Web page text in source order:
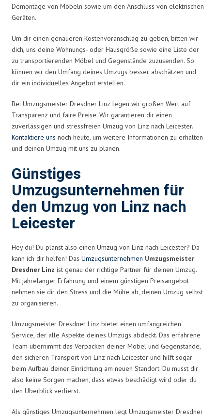
Demontage von Möbeln sowie um den Anschluss von elektrischen
Geräten.
Um dir einen genaueren Kostenvoranschlag zu geben, bitten wir
dich, uns deine Wohnungs- oder Hausgröße sowie eine Liste der
zu transportierenden Möbel und Gegenstände zuzusenden. So
können wir den Umfang deines Umzugs besser abschätzen und
dir ein individuelles Angebot erstellen.
Bei Umzugsmeister Dresdner Linz legen wir großen Wert auf
Transparenz und faire Preise. Wir garantieren dir einen
zuverlässigen und stressfreien Umzug von Linz nach Leicester.
Kontaktiere uns noch heute, um weitere Informationen zu erhalten
und deinen Umzug mit uns zu planen.
Günstiges
Umzugsunternehmen für
den Umzug von Linz nach
Leicester
Hey du! Du planst also einen Umzug von Linz nach Leicester? Da
kann ich dir helfen! Das Umzugsunternehmen Umzugsmeister
Dresdner Linz ist genau der richtige Partner für deinen Umzug.
Mit jahrelanger Erfahrung und einem günstigen Preisangebot
nehmen sie dir den Stress und die Mühe ab, deinen Umzug selbst
zu organisieren.
Umzugsmeister Dresdner Linz bietet einen umfangreichen
Service, der alle Aspekte deines Umzugs abdeckt. Das erfahrene
Team übernimmt das Verpacken deiner Möbel und Gegenstände,
den sicheren Transport von Linz nach Leicester und hilft sogar
beim Aufbau deiner Einrichtung am neuen Standort. Du musst dir
also keine Sorgen machen, dass etwas beschädigt wird oder du
den Überblick verlierst.
Als günstiges Umzugsunternehmen legt Umzugsmeister Dresdner